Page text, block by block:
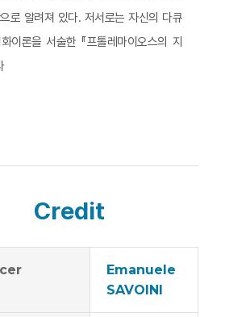
로 알려져 있다. 저서로는 자신의 다큐
이론을 서술한 『프톨레마이오스의 지
Credit
Emanuele
SAVOINI